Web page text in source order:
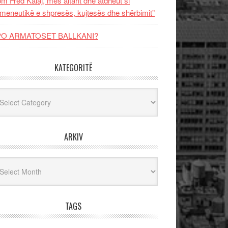
e shpresës, kujtesës dhe shërbimit”
ARMATOSET BALLKANI?
KATEGORITË
ARKIV
TAGS